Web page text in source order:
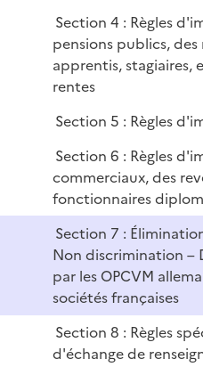
Section 4 : Règles
pensions publics,
apprentis, stagiaires,
rentes
Section 5 : Règles
Section 6 : Règles
commerciaux, des
fonctionnaires
Section 7 :
Non discrimination –
par les OPCVM
sociétés françaises
Section 8 : Règles
d'échange de